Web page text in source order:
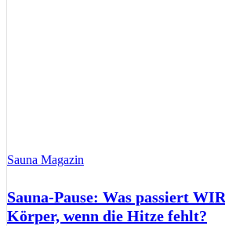
Sauna Magazin
Sauna-Pause: Was passiert
Körper, wenn die Hitze fehlt?